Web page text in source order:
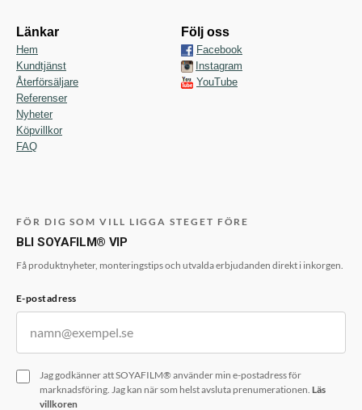
Länkar
Hem
Kundtjänst
Återförsäljare
Referenser
Nyheter
Köpvillkor
FAQ
Följ oss
Facebook
Instagram
YouTube
FÖR DIG SOM VILL LIGGA STEGET FÖRE
BLI SOYAFILM® VIP
Få produktnyheter, monteringstips och utvalda erbjudanden direkt i inkorgen.
E-postadress
Jag godkänner att SOYAFILM® använder min e-postadress för
marknadsföring. Jag kan när som helst avsluta prenumerationen. Läs
villkoren